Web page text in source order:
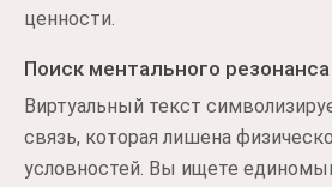
ценности.
Поиск ментального резонанса
Виртуальный текст
связь, которая лишена
условностей. Вы ищете